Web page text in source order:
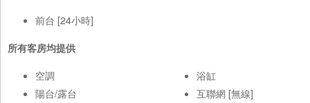
前台 [24小時]
所有客房均提供
空調
陽台/露台
浴缸
互聯網 [無線]